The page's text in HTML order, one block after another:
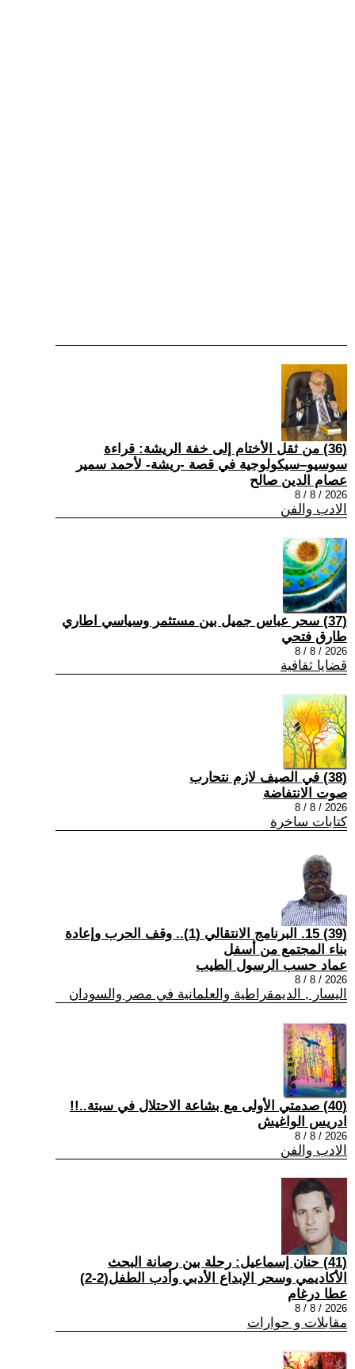
(36) من ثقل الأختام إلى خفة الريشة: قراءة
سوسيو–سيكولوجية في قصة -ريشة- لأحمد سمير
عصام الدين صالح
2026 / 8 / 8
الادب والفن
(37) سحر عباس جميل بين مستثمر وسياسي اطاري
طارق فتحي
2026 / 8 / 8
قضايا ثقافية
(38) في الصيف لازم نتحارب
صوت الانتفاضة
2026 / 8 / 8
كتابات ساخرة
(39) 15. البرنامج الانتقالي (1).. وقف الحرب وإعادة
بناء المجتمع من أسفل
عماد حسب الرسول الطيب
2026 / 8 / 8
اليسار , الديمقراطية والعلمانية في مصر والسودان
(40) صدمتي الأولى مع بشاعة الاحتلال في سبتة..!!
ادريس الواغيش
2026 / 8 / 8
الادب والفن
(41) حنان إسماعيل: رحلة بين رصانة البحث
الأكاديمي وسحر الإبداع الأدبي وأدب الطفل(2-2)
عطا درغام
2026 / 8 / 8
مقابلات و حوارات